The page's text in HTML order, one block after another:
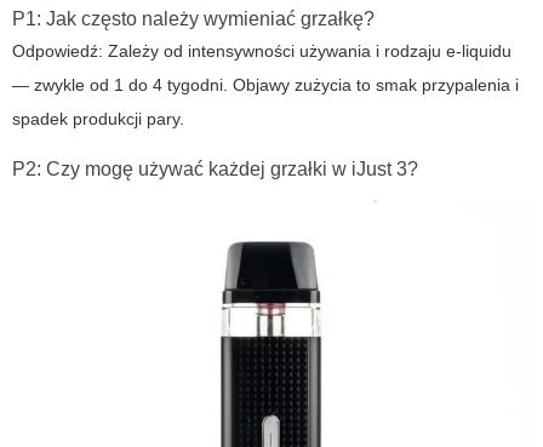
P1: Jak często należy wymieniać grzałkę?
Odpowiedź: Zależy od intensywności używania i rodzaju e-liquidu
— zwykle od 1 do 4 tygodni. Objawy zużycia to smak przypalenia i
spadek produkcji pary.
P2: Czy mogę używać każdej grzałki w iJust 3?